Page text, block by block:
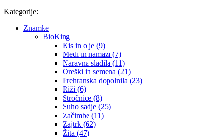
Kategorije:
Znamke
BioKing
Kis in olje (9)
Medi in namazi (7)
Naravna sladila (11)
Oreški in semena (21)
Prehranska dopolnila (23)
Riži (6)
Stročnice (8)
Suho sadje (25)
Začimbe (11)
Zajtrk (62)
Žita (47)